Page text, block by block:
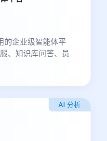
的企业级智能体平
、知识库问答、员
AI 分析